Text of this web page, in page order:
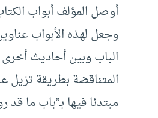
وجعل لهذه الأبواب
الباب وبين أحاديث
المتناقضة بطريقة تزيل
مبتدئا فيها بـ”باب ما